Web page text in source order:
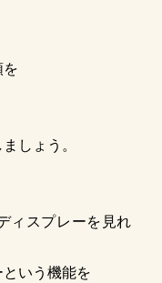
を
しょう。
ィスプレーを見れ
いう機能を